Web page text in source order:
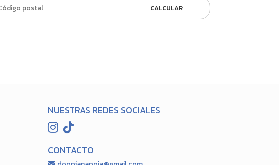
CALCULAR
NUESTRAS REDES SOCIALES
CONTACTO